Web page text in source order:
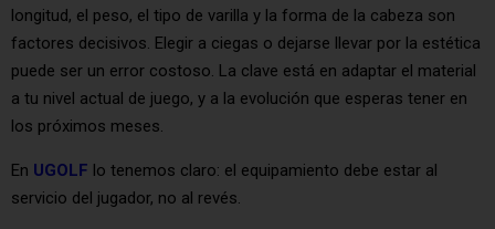
longitud, el peso, el tipo de varilla y la forma de la cabeza son
factores decisivos. Elegir a ciegas o dejarse llevar por la estética
puede ser un error costoso. La clave está en adaptar el material
a tu nivel actual de juego, y a la evolución que esperas tener en
los próximos meses.
En UGOLF lo tenemos claro: el equipamiento debe estar al
servicio del jugador, no al revés.